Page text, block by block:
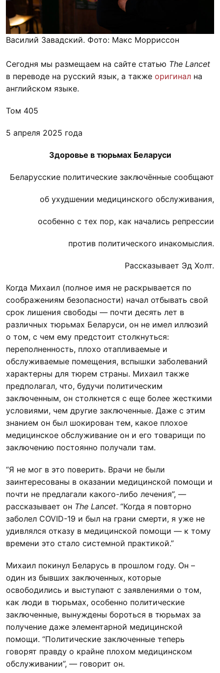
Василий Завадский. Фото: Макс Морриссон
Сегодня мы размещаем на сайте статью The Lancet
в переводе на русский язык, а также оригинал на
английском языке.
Том 405
5 апреля 2025 года
Здоровье в тюрьмах Беларуси
Беларусские политические заключённые сообщают
об ухудшении медицинского обслуживания,
особенно с тех пор, как начались репрессии
против политического инакомыслия.
Рассказывает Эд Холт.
Когда Михаил (полное имя не раскрывается по
соображениям безопасности) начал отбывать свой
срок лишения свободы — почти десять лет в
различных тюрьмах Беларуси, он не имел иллюзий
о том, с чем ему предстоит столкнуться:
переполненность, плохо отапливаемые и
обслуживаемые помещения, вспышки заболеваний
характерны для тюрем страны. Михаил также
предполагал, что, будучи политическим
заключенным, он столкнется с еще более жесткими
условиями, чем другие заключенные. Даже с этим
знанием он был шокирован тем, какое плохое
медицинское обслуживание он и его товарищи по
заключению постоянно получали там.
“Я не мог в это поверить. Врачи не были
заинтересованы в оказании медицинской помощи и
почти не предлагали какого-либо лечения”, —
рассказывает он The Lancet. “Когда я повторно
заболел COVID-19 и был на грани смерти, я уже не
удивлялся отказу в медицинской помощи — к тому
времени это стало системной практикой.”
Михаил покинул Беларусь в прошлом году. Он –
один из бывших заключенных, которые
освободились и выступают с заявлениями о том,
как люди в тюрьмах, особенно политические
заключенные, вынуждены бороться в тюрьмах за
получение даже элементарной медицинской
помощи. “Политические заключенные теперь
говорят правду о крайне плохом медицинском
обслуживании”, — говорит он.